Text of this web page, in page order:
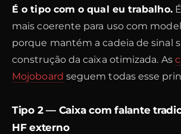
É o tipo com o qual eu trabalho.
mais coerente para uso com
porque mantém a cadeia de sinal
construção da caixa otimizada. As
Mojoboard seguem todas esse
Tipo 2 — Caixa com falante
HF externo